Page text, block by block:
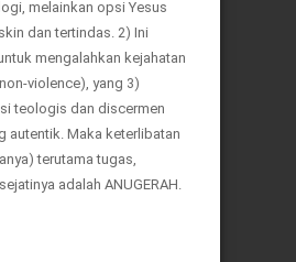
melainkan opsi Yesus
dan tertindas. 2) Ini
mengalahkan kejahatan
violence), yang 3)
teologis dan discermen
autentik. Maka keterlibatan
terutama tugas,
adalah ANUGERAH.